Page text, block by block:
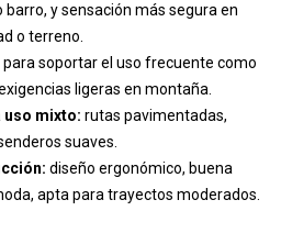
y sensación más segura en
o terreno.
para soportar el uso frecuente como
ligeras en montaña.
uso mixto: rutas pavimentadas,
suaves.
diseño ergonómico, buena
apta para trayectos moderados.